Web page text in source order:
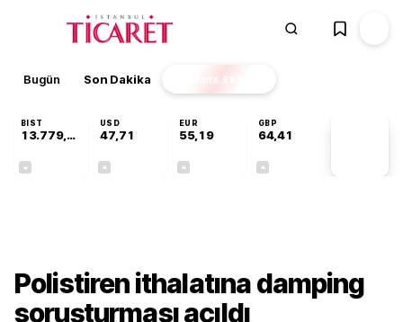
Bugün Son Dakika Finans EKSTRA
BIST
13.779,39
USD
47,71
EUR
55,19
GBP
64,41
Polistiren ithalatına damping
soruşturması açıldı